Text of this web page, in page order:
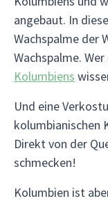
angebaut. In
Wachspalme der
Wachspalme.
Kolumbiens
Und eine
kolumbianischen
Direkt von der
schmecken!
Kolumbien ist